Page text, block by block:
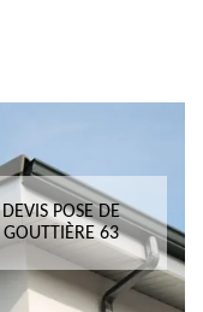
DEVIS POSE DE
GOUTTIÈRE 63